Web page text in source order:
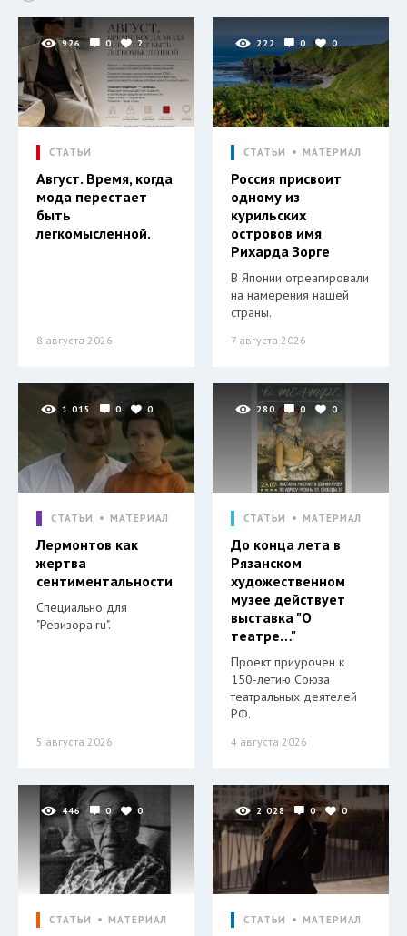
926 0 2
СТАТЬИ
Август. Время, когда
мода перестает
быть
легкомысленной.
8 августа 2026
222 0 0
СТАТЬИ МАТЕРИАЛ
Россия присвоит
одному из
курильских
островов имя
Рихарда Зорге
В Японии отреагировали
на намерения нашей
страны.
7 августа 2026
1 015 0 0
СТАТЬИ МАТЕРИАЛ
Лермонтов как
жертва
сентиментальности
Специально для
"Ревизора.ru".
5 августа 2026
280 0 0
СТАТЬИ МАТЕРИАЛ
До конца лета в
Рязанском
художественном
музее действует
выставка "О
театре…"
Проект приурочен к
150-летию Союза
театральных деятелей
РФ.
4 августа 2026
446 0 0
СТАТЬИ МАТЕРИАЛ
2 028 0 0
СТАТЬИ МАТЕРИАЛ